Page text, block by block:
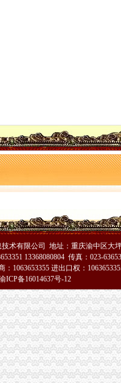
动
财务公司行动见成效
沿线户外广告
要求
环保监管协作机制
执法效能
发票申请宣周活动
税精
针对问题及时整
度
注册场监管
知识全员培训
注销新举措
质量检查
作
任务 全力推进重点工作开展
请活动
分公司,重庆代办分公司
代理办理工商事务！-
-重庆邦企工商咨询事务所
务-水母网
>关于重庆分公司完成注销
术有限公司 地址：重庆渝中区大
13368080804 传真：023-
：1063653355 进出口权：
ICP备16014637号-12